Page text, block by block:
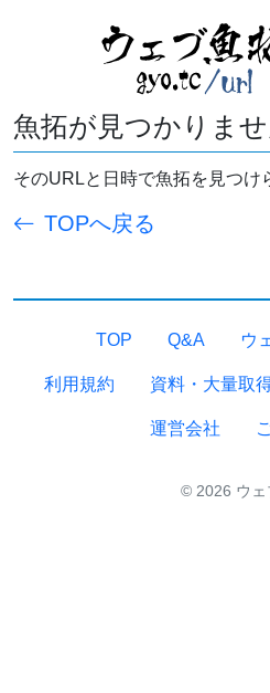
魚拓が見つかりませ
そのURLと日時で魚拓を見つけ
TOPへ戻る
TOP Q&A ウ
利用規約 資料・大量取
運営会社
© 2026 ウェ